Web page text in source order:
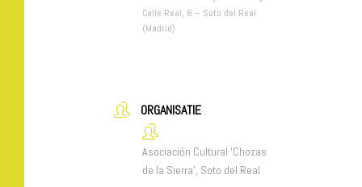
Calle Real, 6 – Soto del Real
(Madrid)
ORGANISATIE
Asociación Cultural ‘Chozas
de la Sierra’, Soto del Real